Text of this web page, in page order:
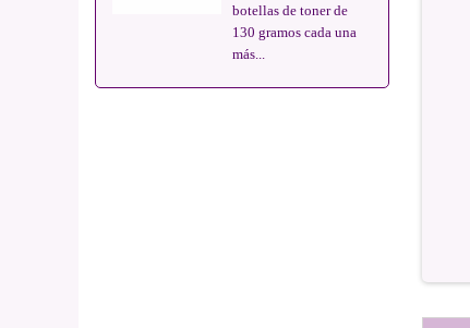
botellas de toner de
130 gramos cada una
más...